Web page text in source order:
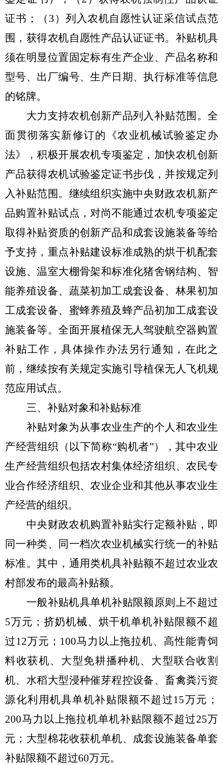
证书；（ 3 ）列入农机自愿性认证采信试点范
围，获得农机自愿性产品认证证书。补贴机具
须在明显位置固定标有生产企业、产品名称和
型号、出厂编号、生产日期、执行标准等信息
的铭牌。
大力支持农机创新产品列入补贴范围。全
面贯彻落实新修订的《农业机械试验鉴定办
法》，积极开展农机专项鉴定，加快农机创新
产品获得农机试验鉴定证书步伐，并按规定列
入补贴范围。继续组织实施中央财政农机新产
品购置补贴试点，对尚不能通过农机专项鉴定
取得补贴资质的创新产品和成套设施装备等给
予支持，重点补贴建设标准成熟的烘干机配套
设施、温室大棚骨架和标准化猪舍钢结构、智
能养殖设备、 蔬菜初加工成套设备、 林果初加
工成套设备、 蜜蜂养殖及蜂产品初加工成套设
施装备等。全面开展植保无人驾驶航空器购置
补贴工作，具体操作办法另行通知，在此之
前，继续按有关规定实施引导植保无人飞机规
范应用试点。
三、补贴对象和补贴标准
补贴对象为从事农业生产的个人和农业生
产经营组织（以下简称“购机者”），其中农业
生产经营组织包括农村集体经济组织、农民专
业合作经济组织、农业企业和其他从事农业生
产经营的组织。
中央财政农机购置补贴实行定额补贴，即
同一种类、同一档次农业机械实行统一的补贴
标准。其中，通用类机具补贴额不超过农业农
村部发布的最高补贴额。
一般补贴机具单机补贴限额原则上不超过
5万元；挤奶机械、烘干机单机补贴限额不超
过12万元； 100马力以上拖拉机、高性能青饲
料收获机、大型免耕播种机、大型联合收割
机、水稻大型浸种催芽程控设备、畜禽粪污资
源化利用机具单机补贴限额不超过15万元；
200马力以上拖拉机单机补贴限额不超过25万
元；大型棉花收获机单机、成套设施装备单套
补贴限额不超过60万元。